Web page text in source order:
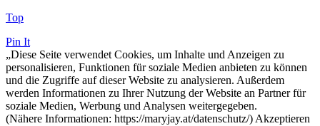
Top
Pin It
„Diese Seite verwendet Cookies, um Inhalte und Anzeigen zu
personalisieren, Funktionen für soziale Medien anbieten zu können
und die Zugriffe auf dieser Website zu analysieren. Außerdem
werden Informationen zu Ihrer Nutzung der Website an Partner für
soziale Medien, Werbung und Analysen weitergegeben.
(Nähere Informationen: https://maryjay.at/datenschutz/) Akzeptieren